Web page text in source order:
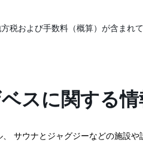
税および手数料（概算）が含まれて
スに関する情
サウナとジャグジーなどの施設